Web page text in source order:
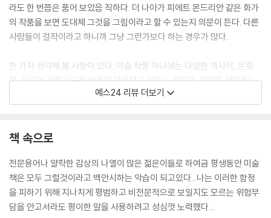
20 자연의 거울
- 17세기: 네덜란드
21 권력과 영광의 예술 I
22 권력과 영광의 예술 Ⅱ
- 18세기: 영국과 프랑스
24 전통의 단절
- 18세기 말 19세기 초: 영국, 미국 및 프랑스
라도 한 번쯤은 품어 보았음 직하다. 더 나아가 피에트 몬드리안 같은 화가
의 작품을 보면 도대체 그것을 그림이라고 할 수 있는지 의문이 든다. 다른
사람들이 걸작이라고 하니까 그냥 그런가보다 하는 경우가 많다.
한 가지 생각해 볼 사항이 있다. 미술 작품 하나에는 다양한 역사적, 문화
적, 심지어 과학기술적 배경이 자리잡고 있다는 점이다. 작가의 삶이라는
배경도 무시할 수 없다. 결국 하나의 미술 작품을 이해하고 평가하는 일은
림'을 열망했다. 이에 따라 '가장 단순한 요소인 직선과 원색으로' 그림을
일종의 구조물이 될 수는 없을까 하는, 20세기 초 유럽 화가들의 보다 일반
적인 관심을 배경으로 한다.
아는 만큼 보인다는 말이 있다. 같은 대상을 앞에 놓고서도 그 대상의 배경
예스24 리뷰 더보기
책 속으로
전문용어나 얄팍한 감상의 나열이 많은 젊은이들로 하여금 평생동안 미술
책은 모두 그럴것이라고 백안시하는 악습이 되고있다...나는 이러한 함정
을 피하기 위해 지나치게 평범하고 비전문적으로 보일지도 모르는 위험부
담을 안고서라도 평이한 말을 사용하려고 성심껏 노력했다...